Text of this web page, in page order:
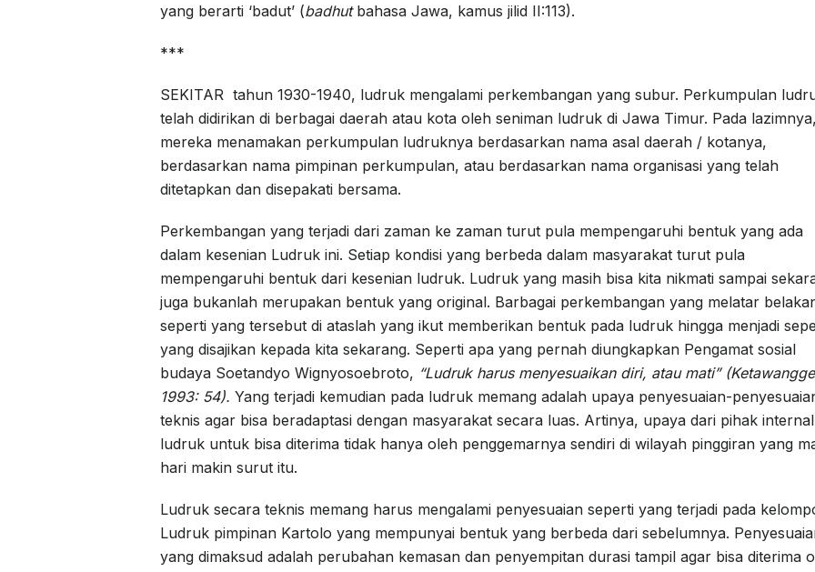
yang berarti ‘badut’ (badhutbahasa Jawa, kamus jilid II:113).
***
SEKITAR tahun 1930-1940, ludruk mengalami perkembangan yang subur. Perkumpulan
telah didirikan di berbagai daerah atau kota oleh seniman ludruk di Jawa Timur. Pada lazimnya,
mereka menamakan perkumpulan ludruknya berdasarkan nama asal daerah / kotanya,
berdasarkan nama pimpinan perkumpulan, atau berdasarkan nama organisasi yang telah
ditetapkan dan disepakati bersama.
Perkembangan yang terjadi dari zaman ke zaman turut pula mempengaruhi bentuk yang ada
dalam kesenian Ludruk ini. Setiap kondisi yang berbeda dalam masyarakat turut pula
mempengaruhi bentuk dari kesenian ludruk. Ludruk yang masih bisa kita nikmati sampai
juga bukanlah merupakan bentuk yang original. Barbagai perkembangan yang melatar
seperti yang tersebut di ataslah yang ikut memberikan bentuk pada ludruk hingga menjadi
yang disajikan kepada kita sekarang. Seperti apa yang pernah diungkapkan Pengamat sosial
budaya Soetandyo Wignyosoebroto, “Ludruk harus menyesuaikan diri, atau mati”
1993: 54). Yang terjadi kemudian pada ludruk memang adalah upaya penyesuaian-
teknis agar bisa beradaptasi dengan masyarakat secara luas. Artinya, upaya dari pihak internal
ludruk untuk bisa diterima tidak hanya oleh penggemarnya sendiri di wilayah pinggiran yang
hari makin surut itu.
Ludruk secara teknis memang harus mengalami penyesuaian seperti yang terjadi pada
Ludruk pimpinan Kartolo yang mempunyai bentuk yang berbeda dari sebelumnya.
yang dimaksud adalah perubahan kemasan dan penyempitan durasi tampil agar bisa diterima